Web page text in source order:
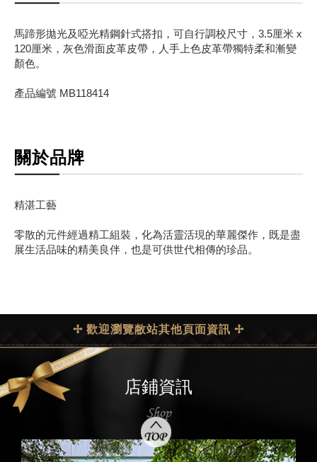
馬蹄形拋光及啞光精鋼針式搭扣，可自行調校尺寸，3.5厘米 x
120厘米，灰色滑面皮革皮帶，人手上色皮革帶獨特柔和漸變
顏色。
產品編號 MB118414
關於品牌
精湛工藝
零散的元件經過精工組裝，化為活靈活現的華麗傑作，既是盡
展生活品味的精美良伴，也是可供世代相傳的珍品。
✢ 歡迎瀏覽敝站其他頁面資訊 ✢
店鋪資訊
Shop